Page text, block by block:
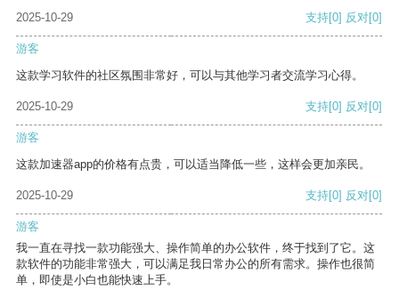
2025-10-29
支持[0] 反对[0]
游客
这款学习软件的社区氛围非常好，可以与其他学习者交流学习心得。
2025-10-29 支持[0] 反对[0]
游客
这款加速器app的价格有点贵，可以适当降低一些，这样会更加亲民。
2025-10-29 支持[0] 反对[0]
游客
我一直在寻找一款功能强大、操作简单的办公软件，终于找到了它。这
款软件的功能非常强大，可以满足我日常办公的所有需求。操作也很简
单，即使是小白也能快速上手。